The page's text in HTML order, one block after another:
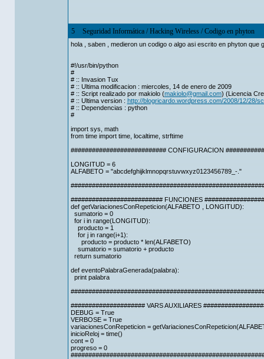
5 Seguridad Informática/Hacking Wireless/Codigo en phyton
hola , saben , medieron un codigo o algo asi escrito en phyton
#!/usr/bin/python
#
# :: Invasion Tux
# :: Ultima modificacion : miercoles, 14 de enero de 2009
# :: Script realizado por makiolo (makiolo@gmail.com) (Licencia
# :: Ultima version : http://blogricardo.wordpress.com/2008/12/28/
# :: Dependencias : python
#
import sys, math
from time import time, localtime, strftime
########################### CONFIGURACION
LONGITUD = 6
ALFABETO = "abcdefghijklmnopqrstuvwxyz0123456789_-."
########################## FUNCIONES
def getVariacionesConRepeticion(ALFABETO , LONGITUD):
sumatorio = 0
for i in range(LONGITUD):
producto = 1
for j in range(i+1):
producto = producto * len(ALFABETO)
sumatorio = sumatorio + producto
return sumatorio
def eventoPalabraGenerada(palabra):
print palabra
##################### VARS AUXILIARES
DEBUG = True
VERBOSE = True
variacionesConRepeticion =
inicioReloj = time()
cont = 0
progreso = 0